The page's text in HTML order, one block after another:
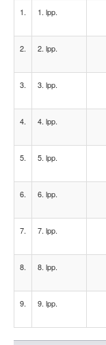
1. 1. lpp.
2. 2. lpp.
3. 3. lpp.
4. 4. lpp.
5. 5. lpp.
6. 6. lpp.
7. 7. lpp.
8. 8. lpp.
9. 9. lpp.